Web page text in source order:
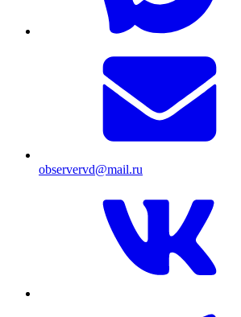
observervd@mail.ru